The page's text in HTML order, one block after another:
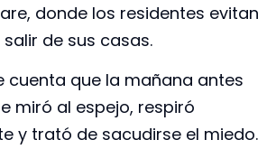
donde los residentes evitan
de sus casas.
cuenta que la mañana antes
miró al espejo, respiró
y trató de sacudirse el miedo.